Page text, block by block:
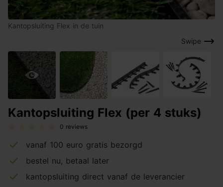
Swipe
Kantopsluiting Flex in de tuin
Kantopsluiting Flex (per 4 stuks)
0 reviews
vanaf 100 euro gratis bezorgd
bestel nu, betaal later
kantopsluiting direct vanaf de leverancier